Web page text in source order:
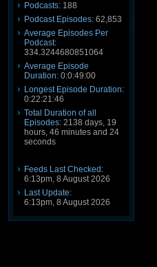
Podcasts: 188
Podcast Episodes: 62,853
Average Episodes Per
Podcast:
334.3244680851064
Average Episode
Duration: 0:0:49:00
Longest Episode Duration:
0:22:21:46
Total Duration of all
Episodes: 2138 days, 19
hours, 46 minutes and 24
seconds
Feeds Last Checked:
6:13pm, 8 August 2026
Last Update:
6:13pm, 8 August 2026